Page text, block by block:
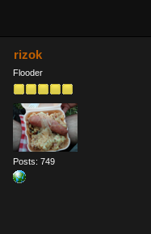
rizok
Flooder
Posts: 749